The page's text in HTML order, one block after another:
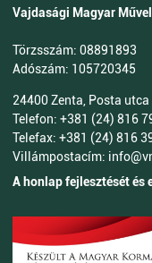
Vajdasági Magyar
Törzsszám: 08891893
Adószám: 105720345
24400 Zenta, Posta utca
Telefon: +381 (24) 816
Telefax: +381 (24) 816
Villámpostacím:
A honlap fejlesztését és